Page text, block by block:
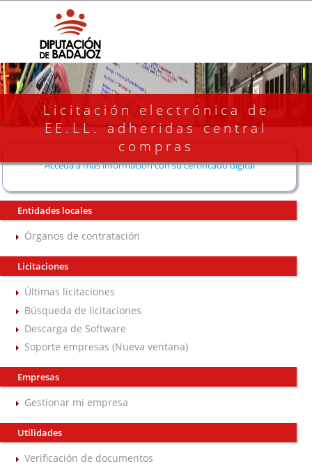
Licitación electrónica de
EE.LL. adheridas central
compras
Acceda a más información con su certificado digital
Entidades locales
Órganos de contratación
Licitaciones
Últimas licitaciones
Búsqueda de licitaciones
Descarga de Software
Soporte empresas (Nueva ventana)
Empresas
Gestionar mi empresa
Utilidades
Verificación de documentos